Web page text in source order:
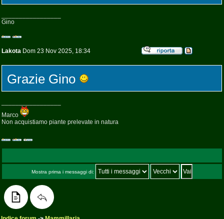
Gino
Lakota Dom 23 Nov 2025, 18:34
Grazie Gino
Marco
Non acquistiamo piante prelevate in natura
Mostra prima i messaggi di: